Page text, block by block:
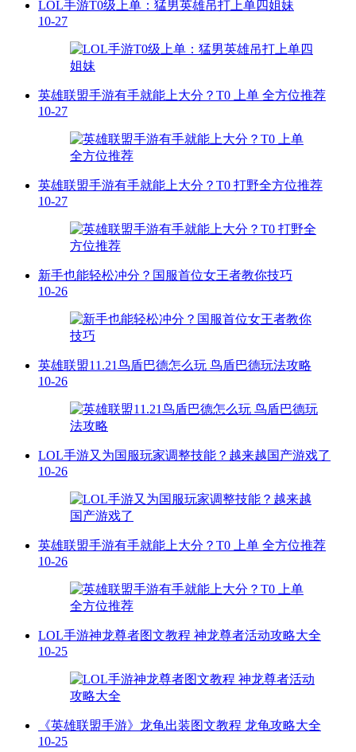
LOL手游T0级上单：猛男英雄吊打上单四姐妹
10-27
英雄联盟手游有手就能上大分？T0 上单 全方位推荐
10-27
英雄联盟手游有手就能上大分？T0 打野全方位推荐
10-27
新手也能轻松冲分？国服首位女王者教你技巧
10-26
英雄联盟11.21鸟盾巴德怎么玩 鸟盾巴德玩法攻略
10-26
LOL手游又为国服玩家调整技能？越来越国产游戏了
10-26
英雄联盟手游有手就能上大分？T0 上单 全方位推荐
10-26
LOL手游神龙尊者图文教程 神龙尊者活动攻略大全
10-25
《英雄联盟手游》龙龟出装图文教程 龙龟攻略大全
10-25